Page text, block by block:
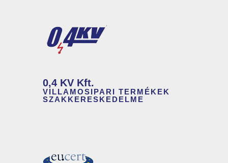
0,4 KV Kft.
VILLAMOSIPARI TERMÉKEK
SZAKKERESKEDELME